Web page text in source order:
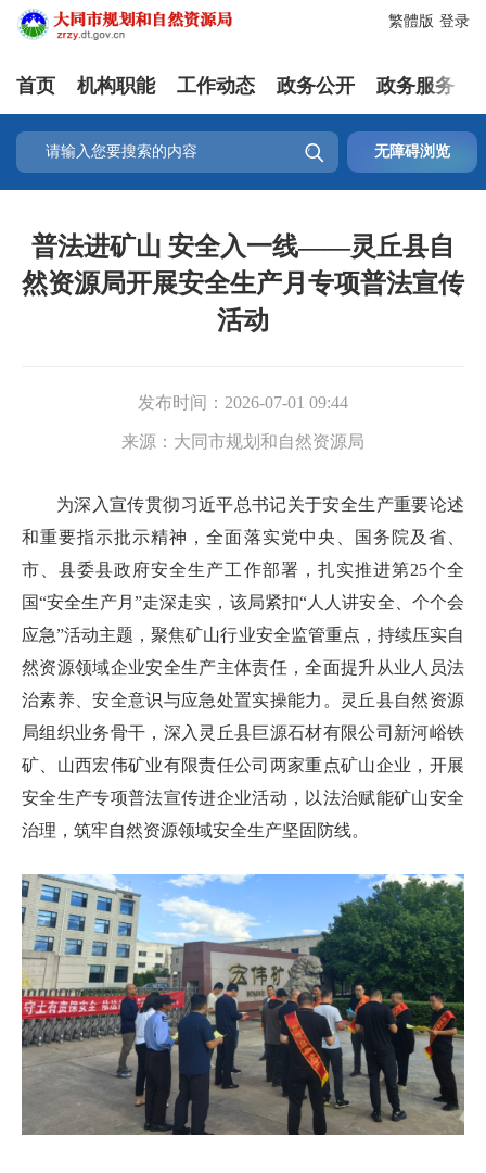
登录
繁體版
首页 机构职能 工作动态 政务公开 政务服务
 无障碍浏览
普法进矿山 安全入一线——灵丘县自
然资源局开展安全生产月专项普法宣传
活动
发布时间： 2026-07-01 09:44
来源： 大同市规划和自然资源局
为深入宣传贯彻习近平总书记关于安全生产重要论述
和重要指示批示精神，全面落实党中央、国务院及省、
市、县委县政府安全生产工作部署，扎实推进第25个全
国“安全生产月”走深走实，该局紧扣“人人讲安全、个个会
应急”活动主题，聚焦矿山行业安全监管重点，持续压实自
然资源领域企业安全生产主体责任，全面提升从业人员法
治素养、安全意识与应急处置实操能力。灵丘县自然资源
局组织业务骨干，深入灵丘县巨源石材有限公司新河峪铁
矿、山西宏伟矿业有限责任公司两家重点矿山企业，开展
安全生产专项普法宣传进企业活动，以法治赋能矿山安全
治理，筑牢自然资源领域安全生产坚固防线。